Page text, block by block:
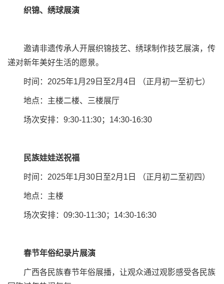
织锦、绣球展演
邀请非遗传承人开展织锦技艺、绣球制作技艺展演，传
递对新年美好生活的愿景。
时间：2025年1月29日至2月4日 （正月初一至初七）
地点：主楼二楼、三楼展厅
场次安排：9:30-11:30；14:30-16:30
民族娃娃送祝福
时间：2025年1月30日至2月1日 （正月初二至初四）
地点：主楼
场次安排：09:30-11:30；14:30-16:30
春节年俗纪录片展演
广西各民族春节年俗展播，让观众通过观影感受各民族